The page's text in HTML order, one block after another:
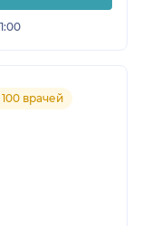
врачей